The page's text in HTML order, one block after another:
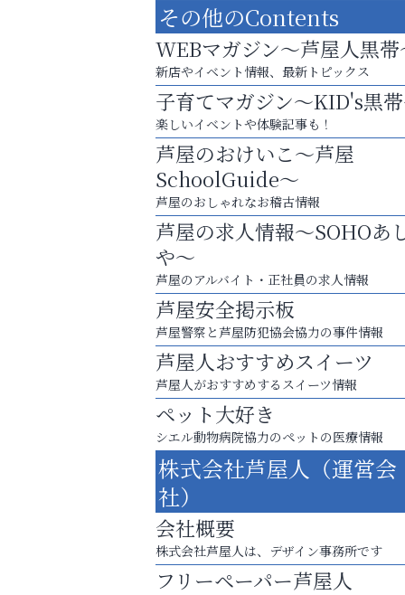
猫背･側弯、背骨の歪みを
整えませんか？
ラ・ミカ矯正歯科
お一人おひとりに合う治療をご提案
口元から始まる、自分らしい毎日を
アテイン音楽教室
その他のContents
WEBマガジン～芦屋人黒帯
新店やイベント情報、最新トピックス
子育てマガジン～KID's黒
楽しいイベントや体験記事も！
芦屋のおけいこ～芦屋
SchoolGuide～
芦屋のおしゃれなお稽古情報
芦屋の求人情報～SOHOあ
や～
芦屋のアルバイト・正社員の求人情報
芦屋安全掲示板
芦屋警察と芦屋防犯協会協力の事件情報
芦屋人おすすめスイーツ
芦屋人がおすすめするスイーツ情報
ペット大好き
シエル動物病院協力のペットの医療情報
株式会社芦屋人（運営会
社）
会社概要
株式会社芦屋人は、デザイン事務所です
フリーペーパー芦屋人